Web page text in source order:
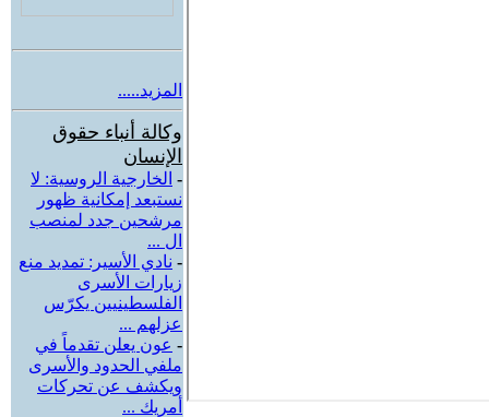
المزيد.....
وكالة أنباء حقوق
الإنسان
- الخارجية الروسية: لا
نستبعد إمكانية ظهور
مرشحين جدد لمنصب
ال ...
- نادي الأسير: تمديد منع
زيارات الأسرى
الفلسطينيين يكرّس
عزلهم ...
- عون يعلن تقدماً في
ملفي الحدود والأسرى
ويكشف عن تحركات
أمريك ...